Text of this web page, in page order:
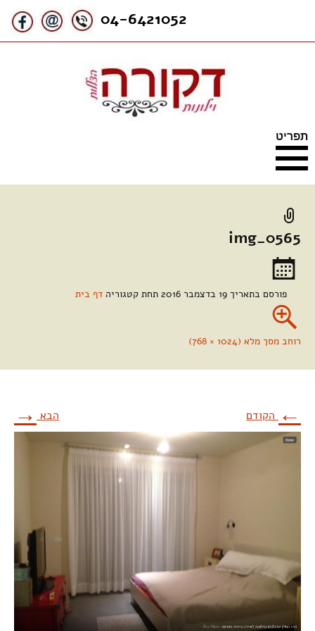
וילונות דקורה
האתר עוסק בוילונות בד במוצרי
הצללה תוצרת אורגון
ודומוס,בדלתות אקורדיון ובבדים
מיוחדים חסיני אש ואנטי
04-6421052
תפריט
img_0565
פורסם בתאריך 19 בדצמבר 2016 תחת קטגוריה דף בית
רוחב מסך מלא (1024 × 768)
← הקודם הבא →